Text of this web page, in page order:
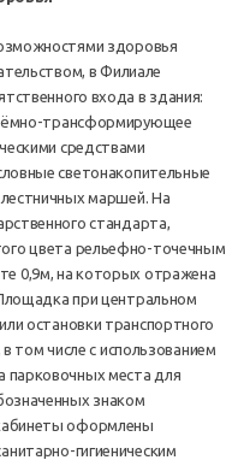
здоровья
в Филиале
входа в здания:
трансформирующее
средствами
светонакопительные
лестничных маршей. На
стандарта,
цвета рельефно-точечным
0,9м, на которых отражена
при центральном
остановки транспортного
том числе с использованием
парковочных места для
знаком
оформлены
гигиеническим